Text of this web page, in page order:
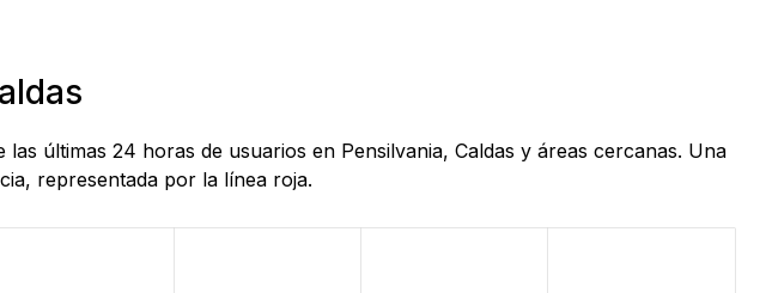
últimas 24 horas de usuarios en Pensilvania, Caldas y áreas cercanas. Una
representada por la línea roja.